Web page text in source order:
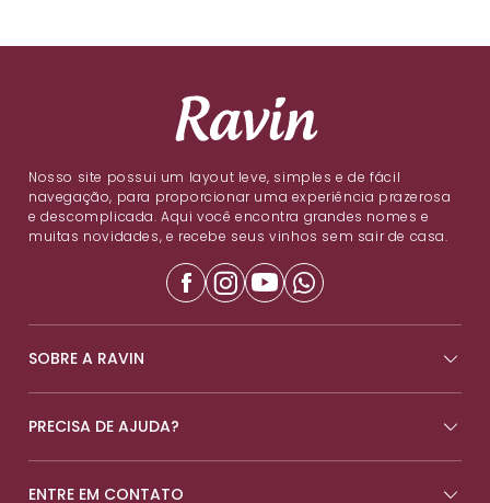
Nosso site possui um layout leve, simples e de fácil
navegação, para proporcionar uma experiência prazerosa
e descomplicada. Aqui você encontra grandes nomes e
muitas novidades, e recebe seus vinhos sem sair de casa.
SOBRE A RAVIN
PRECISA DE AJUDA?
ENTRE EM CONTATO